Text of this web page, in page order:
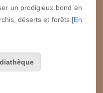
un prodigieux bond en
déserts et forêts [En